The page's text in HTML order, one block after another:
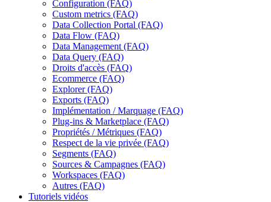
Configuration (FAQ)
Custom metrics (FAQ)
Data Collection Portal (FAQ)
Data Flow (FAQ)
Data Management (FAQ)
Data Query (FAQ)
Droits d'accès (FAQ)
Ecommerce (FAQ)
Explorer (FAQ)
Exports (FAQ)
Implémentation / Marquage (FAQ)
Plug-ins & Marketplace (FAQ)
Propriétés / Métriques (FAQ)
Respect de la vie privée (FAQ)
Segments (FAQ)
Sources & Campagnes (FAQ)
Workspaces (FAQ)
Autres (FAQ)
Tutoriels vidéos